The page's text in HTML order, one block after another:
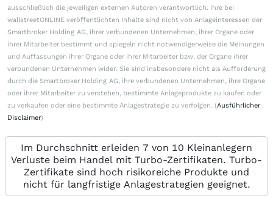
ausschließlich die jeweiligen externen Autoren verantwortlich. Ihre bei
wallstreetONLINE veröffentlichten Inhalte sind nicht von Anlageinteressen der
Smartbroker Holding AG, ihrer verbundenen Unternehmen, ihrer Organe oder
ihrer Mitarbeiter bestimmt und spiegeln nicht notwendigerweise die Meinungen
und Auffassungen ihrer Organe oder ihrer Mitarbeiter bzw. der Organe ihrer
verbundenen Unternehmen wider. Sie sind insbesondere nicht als Aufforderung
durch die Smartbroker Holding AG, ihre verbundenen Unternehmen, ihre Organe
oder ihrer Mitarbeiter zu verstehen, bestimmte Anlageprodukte zu kaufen oder
zu verkaufen oder eine bestimmte Anlagestrategie zu verfolgen. (Ausführlicher
Disclaimer)
Im Durchschnitt erleiden 7 von 10 Kleinanlegern
Verluste beim Handel mit Turbo-Zertifikaten. Turbo-
Zertifikate sind hoch risikoreiche Produkte und
nicht für langfristige Anlagestrategien geeignet.